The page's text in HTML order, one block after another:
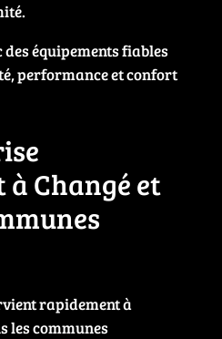
équipements fiables
performance et confort
Changé et
rapidement à
les communes